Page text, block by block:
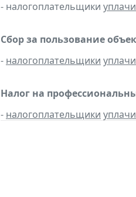
- налогоплательщики
Сбор за пользование
- налогоплательщики
Налог на
- налогоплательщики